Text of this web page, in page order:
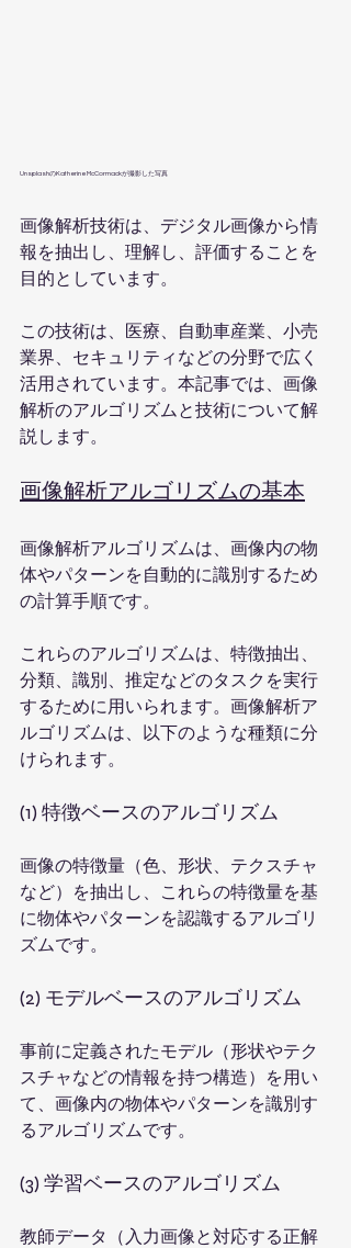
UnsplashのKatherine McCormackが撮影した写真
画像解析技術は、デジタル画像から情
報を抽出し、理解し、評価することを
目的としています。
この技術は、医療、自動車産業、小売
業界、セキュリティなどの分野で広く
活用されています。本記事では、画像
解析のアルゴリズムと技術について解
説します。
画像解析アルゴリズムの基本
画像解析アルゴリズムは、画像内の物
体やパターンを自動的に識別するため
の計算手順です。
これらのアルゴリズムは、特徴抽出、
分類、識別、推定などのタスクを実行
するために用いられます。画像解析ア
ルゴリズムは、以下のような種類に分
けられます。
(1) 特徴ベースのアルゴリズム
画像の特徴量（色、形状、テクスチャ
など）を抽出し、これらの特徴量を基
に物体やパターンを認識するアルゴリ
ズムです。
(2) モデルベースのアルゴリズム
事前に定義されたモデル（形状やテク
スチャなどの情報を持つ構造）を用い
て、画像内の物体やパターンを識別す
るアルゴリズムです。
(3) 学習ベースのアルゴリズム
教師データ（入力画像と対応する正解